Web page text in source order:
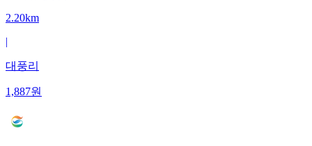
2.20km
|
대풍리
1,887원